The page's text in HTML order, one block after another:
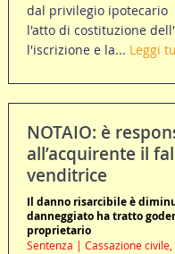
dal privilegio ipotecario
l'atto di costituzione
l'iscrizione e la... Leggi
NOTAIO: è
all’acquirente il
venditrice
Il danno risarcibile è
danneggiato ha tratto
proprietario
Sentenza | Cassazione